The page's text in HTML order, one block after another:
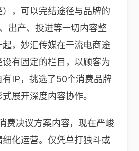
，可以完结途径与品牌的
出产、投进等一切内容整
，妙汇传媒在干流电商途
有固定的栏目，以顾客为
有IP，挑选了50个消费品牌
展开深度内容协作。
费决议方案内容，现在严峻
化运营。仅凭单打独斗或